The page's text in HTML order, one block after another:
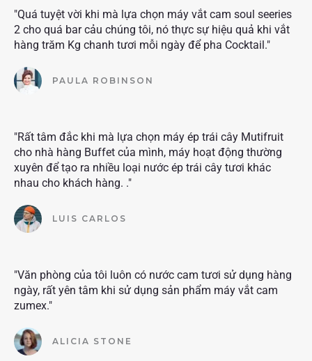
"Quá tuyệt vời khi mà lựa chọn máy vắt cam soul seeries
2 cho quá bar cảu chúng tôi, nó thực sự hiệu quả khi vắt
hàng trăm Kg chanh tươi mỗi ngày để pha Cocktail."
PAULA ROBINSON
"Rất tâm đắc khi mà lựa chọn máy ép trái cây Mutifruit
cho nhà hàng Buffet của mình, máy hoạt động thường
xuyên để tạo ra nhiều loại nước ép trái cây tươi khác
nhau cho khách hàng. ."
LUIS CARLOS
"Văn phòng của tôi luôn có nước cam tươi sử dụng hàng
ngày, rất yên tâm khi sử dụng sản phẩm máy vắt cam
zumex."
ALICIA STONE